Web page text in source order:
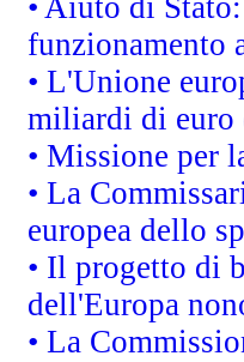
funzionamento
• L'Unione
miliardi di euro
• Missione per
• La
europea dello
• Il progetto di
dell'Europa
• La